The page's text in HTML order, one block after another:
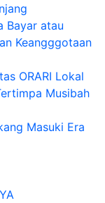
Bayar atau
Keangggotaan
ORARI Lokal
Musibah
Masuki Era